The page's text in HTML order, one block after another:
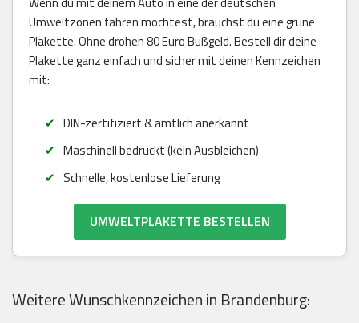
Umweltzonen fahren möchtest, brauchst du eine grüne
Plakette. Ohne drohen 80 Euro Bußgeld. Bestell dir deine
Plakette ganz einfach und sicher mit deinen Kennzeichen
mit:
DIN-zertifiziert & amtlich anerkannt
Maschinell bedruckt (kein Ausbleichen)
Schnelle, kostenlose Lieferung
UMWELTPLAKETTE BESTELLEN
Weitere Wunschkennzeichen in Brandenburg: